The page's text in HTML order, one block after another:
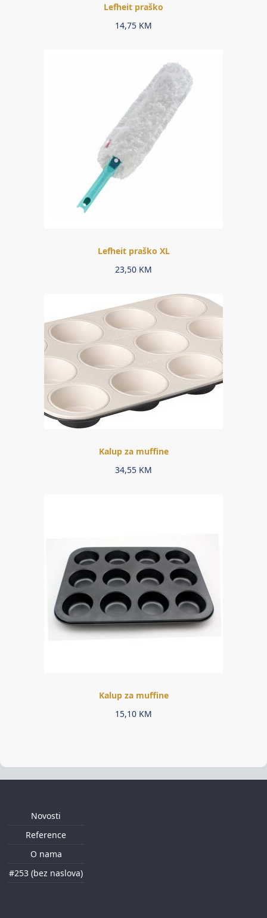
Lefheit praško
14,75 KM
Lefheit praško XL
23,50 KM
Kalup za muffine
34,55 KM
Kalup za muffine
15,10 KM
Novosti
Reference
O nama
#253 (bez naslova)